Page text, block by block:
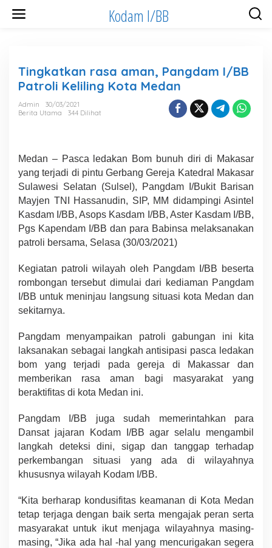
Kodam I/BB
Tingkatkan rasa aman, Pangdam I/BB
Patroli Keliling Kota Medan
Admin
30/03/2021
Berita Utama
344 Dilihat
Medan – Pasca ledakan Bom bunuh diri di Makasar
yang terjadi di pintu Gerbang Gereja Katedral Makasar
Sulawesi Selatan (Sulsel), Pangdam I/Bukit Barisan
Mayjen TNI Hassanudin, SIP, MM didampingi Asintel
Kasdam I/BB, Asops Kasdam I/BB, Aster Kasdam I/BB,
Pgs Kapendam I/BB dan para Babinsa melaksanakan
patroli bersama, Selasa (30/03/2021)
Kegiatan patroli wilayah oleh Pangdam I/BB beserta
rombongan tersebut dimulai dari kediaman Pangdam
I/BB untuk meninjau langsung situasi kota Medan dan
sekitarnya.
Pangdam menyampaikan patroli gabungan ini kita
laksanakan sebagai langkah antisipasi pasca ledakan
bom yang terjadi pada gereja di Makassar dan
memberikan rasa aman bagi masyarakat yang
beraktifitas di kota Medan ini.
Pangdam I/BB juga sudah memerintahkan para
Dansat jajaran Kodam I/BB agar selalu mengambil
langkah deteksi dini, sigap dan tanggap terhadap
perkembangan situasi yang ada di wilayahnya
khususnya wilayah Kodam I/BB.
“Kita berharap kondusifitas keamanan di Kota Medan
tetap terjaga dengan baik serta mengajak peran serta
masyarakat untuk ikut menjaga wilayahnya masing-
masing, “Jika ada hal -hal yang mencurigakan segera